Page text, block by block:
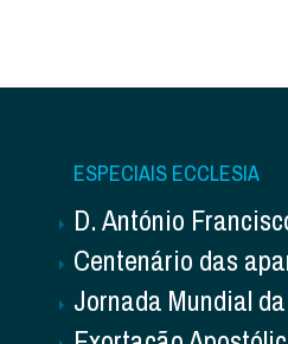
ESPECIAIS ECCLESIA
D. António
Centenário das
Jornada Mundial